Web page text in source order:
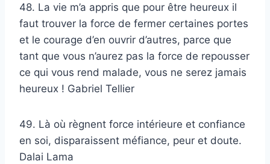
48. La vie m’a appris que pour être heureux il
faut trouver la force de fermer certaines portes
et le courage d’en ouvrir d’autres, parce que
tant que vous n’aurez pas la force de repousser
ce qui vous rend malade, vous ne serez jamais
heureux ! Gabriel Tellier
49. Là où règnent force intérieure et confiance
en soi, disparaissent méfiance, peur et doute.
Dalai Lama